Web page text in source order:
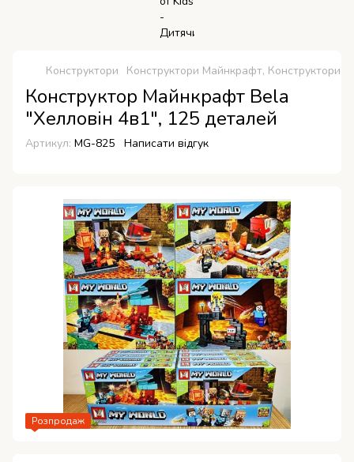
Конструктори Конструктори Майнкрафт, Конструктори
Конструктор Майнкрафт Bela
"Хелловін 4в1", 125 деталей
Артикул: MG-825 Написати відгук
Розпродаж